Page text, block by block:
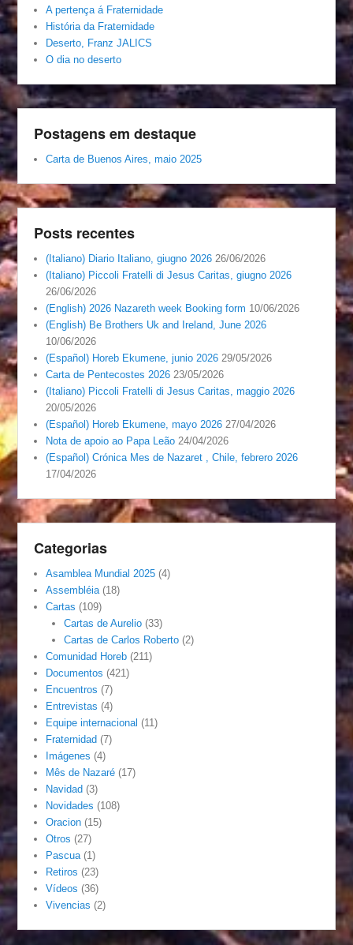
A pertença á Fraternidade
História da Fraternidade
Deserto, Franz JALICS
O dia no deserto
Postagens em destaque
Carta de Buenos Aires, maio 2025
Posts recentes
(Italiano) Diario Italiano, giugno 2026 26/06/2026
(Italiano) Piccoli Fratelli di Jesus Caritas, giugno 2026
26/06/2026
(English) 2026 Nazareth week Booking form 10/06/2026
(English) Be Brothers Uk and Ireland, June 2026
10/06/2026
(Español) Horeb Ekumene, junio 2026 29/05/2026
Carta de Pentecostes 2026 23/05/2026
(Italiano) Piccoli Fratelli di Jesus Caritas, maggio 2026
20/05/2026
(Español) Horeb Ekumene, mayo 2026 27/04/2026
Nota de apoio ao Papa Leão 24/04/2026
(Español) Crónica Mes de Nazaret , Chile, febrero 2026
17/04/2026
Categorias
Asamblea Mundial 2025 (4)
Assembléia (18)
Cartas (109)
Cartas de Aurelio(33)
Cartas de Carlos Roberto(2)
Comunidad Horeb (211)
Documentos (421)
Encuentros (7)
Entrevistas (4)
Equipe internacional (11)
Fraternidad (7)
Imágenes (4)
Mês de Nazaré (17)
Navidad (3)
Novidades (108)
Oracion (15)
Otros (27)
Pascua (1)
Retiros (23)
Vídeos (36)
Vivencias (2)